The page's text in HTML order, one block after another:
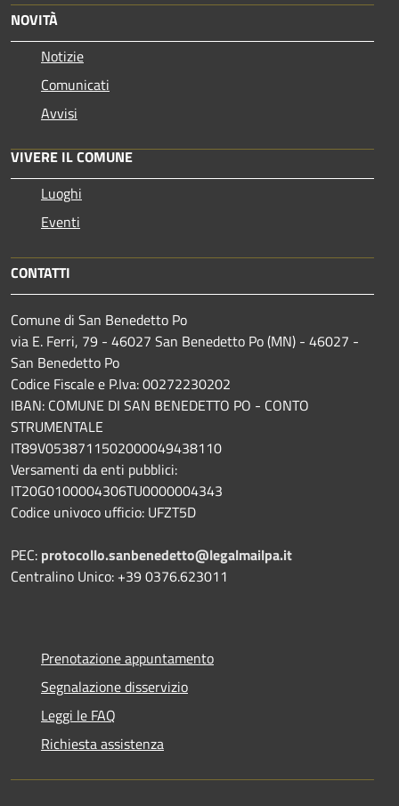
NOVITÀ
Notizie
Comunicati
Avvisi
VIVERE IL COMUNE
Luoghi
Eventi
CONTATTI
Comune di San Benedetto Po
via E. Ferri, 79 - 46027 San Benedetto Po (MN) - 46027 -
San Benedetto Po
Codice Fiscale e P.Iva: 00272230202
IBAN: COMUNE DI SAN BENEDETTO PO - CONTO
STRUMENTALE
IT89V0538711502000049438110
Versamenti da enti pubblici:
IT20G0100004306TU0000004343
Codice univoco ufficio: UFZT5D
PEC: protocollo.sanbenedetto@legalmailpa.it
Centralino Unico: +39 0376.623011
Prenotazione appuntamento
Segnalazione disservizio
Leggi le FAQ
Richiesta assistenza